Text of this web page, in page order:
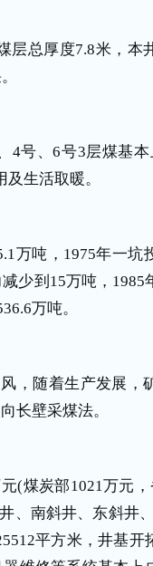
层总厚度7.8米，本
4号、6号3层煤基
生活取暖。
万吨，1975年一坑
少到15万吨，1985
万吨。
，随着生产发展，
长壁采煤法。
(煤炭部1021万元
、南斜井、东斜井
平方米，井基开